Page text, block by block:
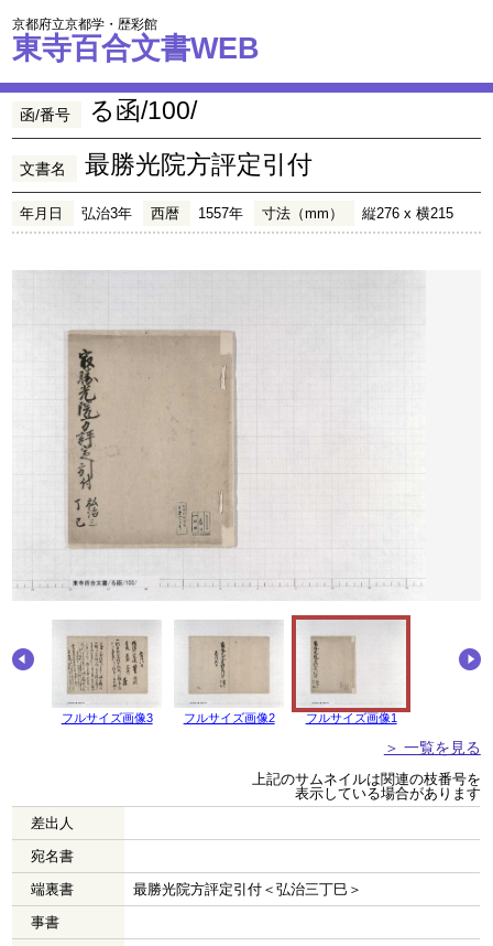
京都府立京都学・歴彩館
東寺百合文書WEB
函/番号 る函/100/
文書名 最勝光院方評定引付
年月日 弘治3年 西暦 1557年 寸法（mm） 縦276 x 横215
フルサイズ画像3 フルサイズ画像2 フルサイズ画像1
＞ 一覧を見る
上記のサムネイルは関連の枝番号を
表示している場合があります
差出人
宛名書
端裏書
最勝光院方評定引付＜弘治三丁巳＞
事書